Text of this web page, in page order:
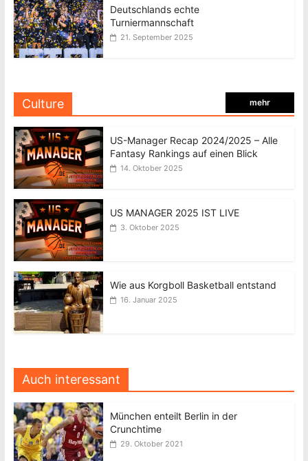
Deutschlands echte
Turniermannschaft
21. September 2025
Culture mehr
US-Manager Recap 2024/2025 – Alle
Fantasy Rankings auf einen Blick
14. Oktober 2025
US MANAGER 2025 IST LIVE
3. Oktober 2025
Wie aus Korgboll Basketball entstand
16. Januar 2025
Auch interessant
München enteilt Berlin in der
Crunchtime
29. Oktober 2021